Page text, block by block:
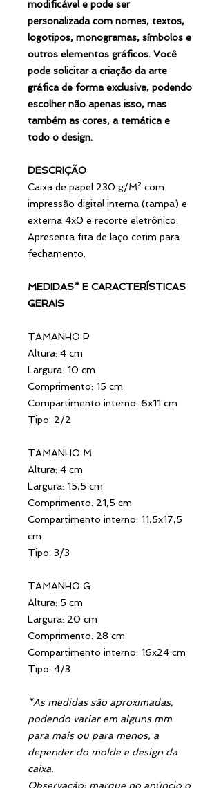
modificável e pode ser
personalizada com nomes, textos,
logotipos, monogramas, símbolos e
outros elementos gráficos. Você
pode solicitar a criação da arte
gráfica de forma exclusiva, podendo
escolher não apenas isso, mas
também as cores, a temática e
todo o design.
DESCRIÇÃO
Caixa de papel 230 g/M² com
impressão digital interna (tampa) e
externa 4x0 e recorte eletrônico.
Apresenta fita de laço cetim para
fechamento.
MEDIDAS* E CARACTERÍSTICAS
GERAIS
TAMANHO P
Altura: 4 cm
Largura: 10 cm
Comprimento: 15 cm
Compartimento interno: 6x11 cm
Tipo: 2/2
TAMANHO M
Altura: 4 cm
Largura: 15,5 cm
Comprimento: 21,5 cm
Compartimento interno: 11,5x17,5
cm
Tipo: 3/3
TAMANHO G
Altura: 5 cm
Largura: 20 cm
Comprimento: 28 cm
Compartimento interno: 16x24 cm
Tipo: 4/3
*As medidas são aproximadas,
podendo variar em alguns mm
para mais ou para menos, a
depender do molde e design da
caixa.
Observação: marque no anúncio o